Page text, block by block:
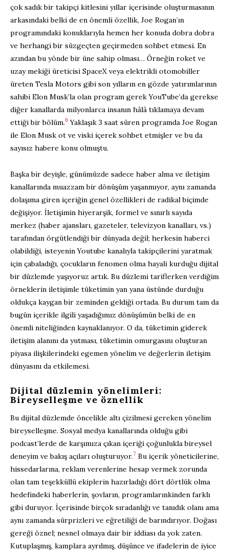
çok sadık bir takipçi kitlesini yıllar içerisinde oluşturmasının
arkasındaki belki de en önemli özellik, Joe Rogan’ın
programındaki konuklarıyla hemen her konuda dobra dobra
ve herhangi bir süzgeçten geçirmeden sohbet etmesi. En
azından bu yönde bir üne sahip olması… Örneğin roket ve
uzay mekiği üreticisi SpaceX veya elektrikli otomobiller
üreten Tesla Motors gibi son yılların en gözde yatırımlarının
sahibi Elon Musk’la olan program gerek YouTube’da gerekse
diğer kanallarda milyonlarca insanın hâlâ tıklamaya devam
ettiği bir bölüm.6 Yaklaşık 3 saat süren programda Joe Rogan
ile Elon Musk ot ve viski içerek sohbet etmişler ve bu da
sayısız habere konu olmuştu.
Başka bir deyişle, günümüzde sadece haber alma ve iletişim
kanallarında muazzam bir dönüşüm yaşanmıyor, aynı zamanda
dolaşıma giren içeriğin genel özellikleri de radikal biçimde
değişiyor. İletişimin hiyerarşik, formel ve sınırlı sayıda
merkez (haber ajansları, gazeteler, televizyon kanalları, vs.)
tarafından örgütlendiği bir dünyada değil; herkesin haberci
olabildiği, isteyenin Youtube kanalıyla takipçilerini yaratmak
için çabaladığı, çocukların fenomen olma hayali kurduğu dijital
bir düzlemde yaşıyoruz artık. Bu düzlemi tariflerken verdiğim
örneklerin iletişimle tüketimin yan yana üstünde durduğu
oldukça kaygan bir zeminden geldiği ortada. Bu durum tam da
bugün içerikle ilgili yaşadığımız dönüşümün belki de en
önemli niteliğinden kaynaklanıyor. O da, tüketimin giderek
iletişim alanını da yutması, tüketimin omurgasını oluşturan
piyasa ilişkilerindeki egemen yönelim ve değerlerin iletişim
dünyasını da etkilemesi.
Dijital düzlemin yönelimleri:
Bireyselleşme ve öznellik
Bu dijital düzlemde öncelikle altı çizilmesi gereken yönelim
bireyselleşme. Sosyal medya kanallarında olduğu gibi
podcast’lerde de karşımıza çıkan içeriği çoğunlukla bireysel
deneyim ve bakış açıları oluşturuyor.7 Bu içerik yöneticilerine,
hissedarlarına, reklam verenlerine hesap vermek zorunda
olan tam teşekküllü ekiplerin hazırladığı dört dörtlük olma
hedefindeki haberlerin, şovların, programlarınkinden farklı
gibi duruyor. İçerisinde birçok sıradanlığı ve tanıdık olanı ama
aynı zamanda sürprizleri ve eğretiliği de barındırıyor. Doğası
gereği öznel; nesnel olmaya dair bir iddiası da yok zaten.
Kutuplaşmış, kamplara ayrılmış, düşünce ve ifadelerin de iyice